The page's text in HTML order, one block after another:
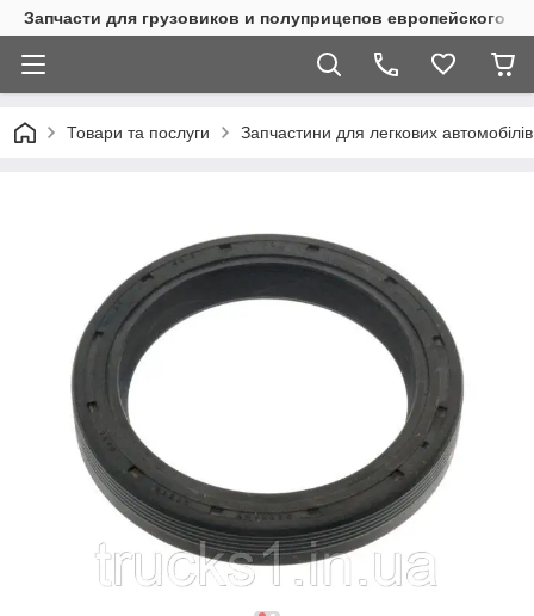
Запчасти для грузовиков и полуприцепов европейского
Товари та послуги Запчастини для легкових автомобілів